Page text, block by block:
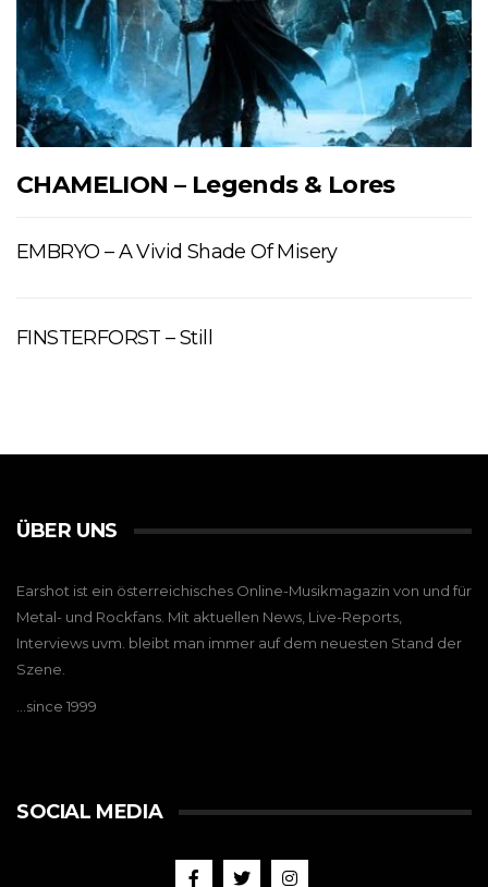
CHAMELION – Legends & Lores
EMBRYO – A Vivid Shade Of Misery
FINSTERFORST – Still
ÜBER UNS
Earshot ist ein österreichisches Online-Musikmagazin von und für
Metal- und Rockfans. Mit aktuellen News, Live-Reports,
Interviews uvm. bleibt man immer auf dem neuesten Stand der
Szene.
…since 1999
SOCIAL MEDIA